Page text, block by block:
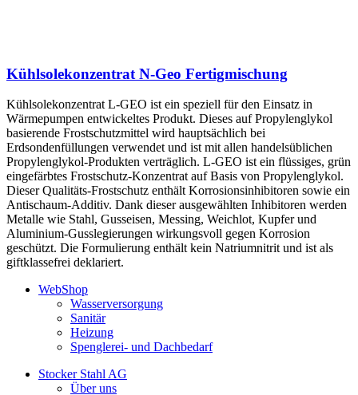
Kühlsolekonzentrat N-Geo Fertigmischung
Kühlsolekonzentrat L-GEO ist ein speziell für den Einsatz in
Wärmepumpen entwickeltes Produkt. Dieses auf Propylenglykol
basierende Frostschutzmittel wird hauptsächlich bei
Erdsondenfüllungen verwendet und ist mit allen handelsüblichen
Propylenglykol-Produkten verträglich. L-GEO ist ein flüssiges, grün
eingefärbtes Frostschutz-Konzentrat auf Basis von Propylenglykol.
Dieser Qualitäts-Frostschutz enthält Korrosionsinhibitoren sowie ein
Antischaum-Additiv. Dank dieser ausgewählten Inhibitoren werden
Metalle wie Stahl, Gusseisen, Messing, Weichlot, Kupfer und
Aluminium-Gusslegierungen wirkungsvoll gegen Korrosion
geschützt. Die Formulierung enthält kein Natriumnitrit und ist als
giftklassefrei deklariert.
WebShop
Wasserversorgung
Sanitär
Heizung
Spenglerei- und Dachbedarf
Stocker Stahl AG
Über uns